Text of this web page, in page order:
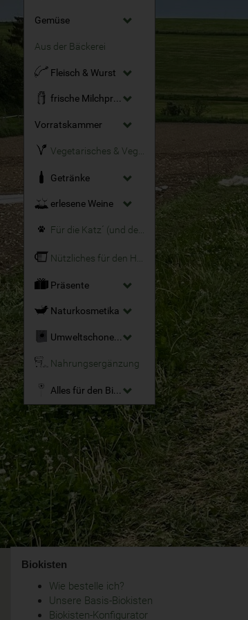
Gemüse
Aus der Bäckerei
Fleisch & Wurst
frische Milchprodukte
Vorratskammer
Getränke
erlesene Weine
Für die Katz´ (und den Hund)
Präsente
Naturkosmetika
Umweltschonende Reinigungsmittel
Nahrungsergänzung
Alles für den Bio-Garten
Biokisten
Wie bestelle ich?
Unsere Basis-Biokisten
Biokisten-Konfigurator